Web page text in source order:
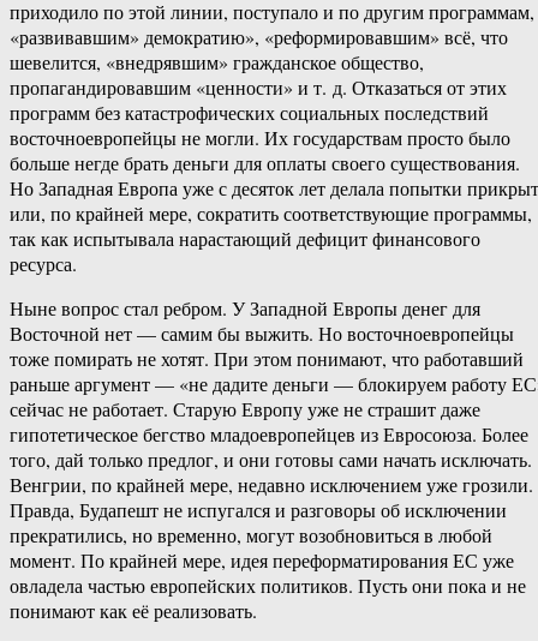
приходило по этой линии, поступало и по другим программам,
«развивавшим» демократию», «реформировавшим» всё, что
шевелится, «внедрявшим» гражданское общество,
пропагандировавшим «ценности» и т. д. Отказаться от этих
программ без катастрофических социальных последствий
восточноевропейцы не могли. Их государствам просто было
больше негде брать деньги для оплаты своего существования.
Но Западная Европа уже с десяток лет делала попытки
или, по крайней мере, сократить соответствующие программы,
так как испытывала нарастающий дефицит финансового
ресурса.
Ныне вопрос стал ребром. У Западной Европы денег для
Восточной нет — самим бы выжить. Но восточноевропейцы
тоже помирать не хотят. При этом понимают, что работавший
раньше аргумент — «не дадите деньги — блокируем работу
сейчас не работает. Старую Европу уже не страшит даже
гипотетическое бегство младоевропейцев из Евросоюза. Более
того, дай только предлог, и они готовы сами начать исключать.
Венгрии, по крайней мере, недавно исключением уже грозили.
Правда, Будапешт не испугался и разговоры об исключении
прекратились, но временно, могут возобновиться в любой
момент. По крайней мере, идея переформатирования ЕС уже
овладела частью европейских политиков. Пусть они пока и не
понимают как её реализовать.